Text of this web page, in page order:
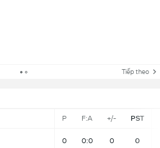
Tiếp theo
P F:A +/- PST
0 0:0 0 0